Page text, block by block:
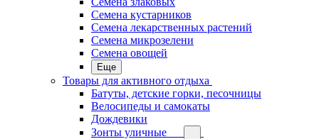
Семена кустарников
Семена лекарственных растений
Семена микрозелени
Семена овощей
Еще
Товары для активного отдыха
Батуты, детские горки, песочницы
Велосипеды и самокаты
Дождевики
Зонты уличные